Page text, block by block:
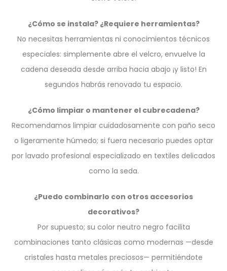
¿Cómo se instala? ¿Requiere herramientas?
No necesitas herramientas ni conocimientos técnicos
especiales: simplemente abre el velcro, envuelve la
cadena deseada desde arriba hacia abajo ¡y listo! En
segundos habrás renovado tu espacio.
¿Cómo limpiar o mantener el cubrecadena?
Recomendamos limpiar cuidadosamente con paño seco
o ligeramente húmedo; si fuera necesario puedes optar
por lavado profesional especializado en textiles delicados
como la seda.
¿Puedo combinarlo con otros accesorios
decorativos?
Por supuesto; su color neutro negro facilita
combinaciones tanto clásicas como modernas —desde
cristales hasta metales preciosos— permitiéndote